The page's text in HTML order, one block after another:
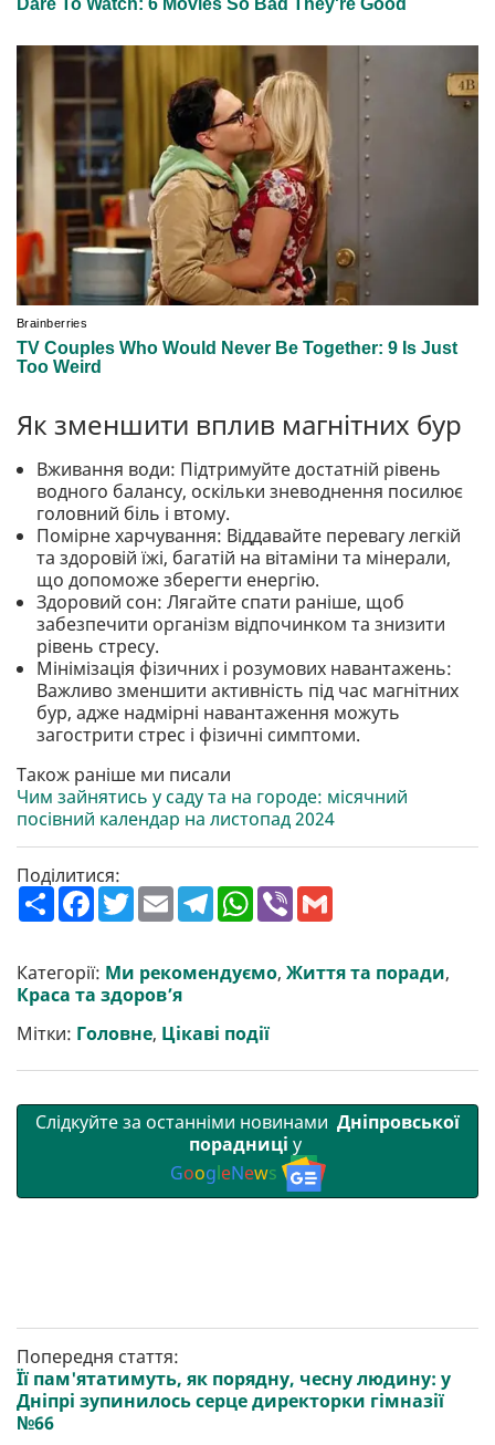
Як зменшити вплив магнітних бур
Вживання води: Підтримуйте достатній рівень
водного балансу, оскільки зневоднення посилює
головний біль і втому.
Помірне харчування: Віддавайте перевагу легкій
та здоровій їжі, багатій на вітаміни та мінерали,
що допоможе зберегти енергію.
Здоровий сон: Лягайте спати раніше, щоб
забезпечити організм відпочинком та знизити
рівень стресу.
Мінімізація фізичних і розумових навантажень:
Важливо зменшити активність під час магнітних
бур, адже надмірні навантаження можуть
загострити стрес і фізичні симптоми.
Також раніше ми писали
Чим зайнятись у саду та на городе: місячний
посівний календар на листопад 2024
Поділитися:
П
о
р
и
т
F
a
b
o
o
T
w
e
r
E
m
l
T
e
g
r
m
W
h
s
A
p
V
r l
Категорії: Ми рекомендуємо, Життя та поради,
Краса та здоров’я
Мітки: Головне, Цікаві події
Слідкуйте за останніми новинами Дніпровської
порадниці у
GoogleNews
Попередня стаття:
Її пам'ятатимуть, як порядну, чесну людину: у
Дніпрі зупинилось серце директорки гімназії
№66